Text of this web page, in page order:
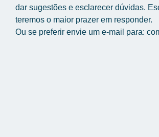
dar sugestões e esclarecer dúvidas.
teremos o maior prazer em responder.
Ou se preferir envie um e-mail para: